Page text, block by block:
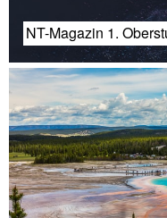
NT-Magazin 1.